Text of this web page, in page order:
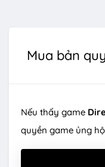
Mua bản
Nếu thấy game
quyền game ủng